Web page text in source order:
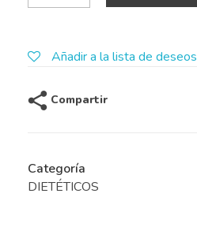
Añadir a la lista de deseos
Compartir
Categoría
DIETÉTICOS